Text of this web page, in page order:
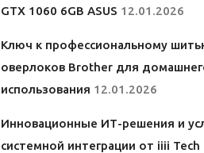
GTX 1060 6GB ASUS 12.01.2026
Ключ к профессиональному
оверлоков Brother для
использования 12.01.2026
Инновационные ИТ-решения и
системной интеграции от iiii